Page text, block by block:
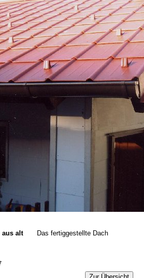
aus alt
Das fertiggestellte Dach